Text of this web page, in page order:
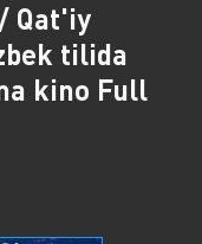
Qat'iy
tilida
kino Full